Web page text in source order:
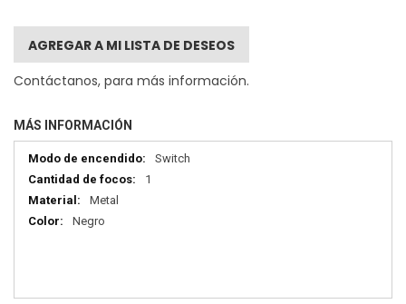
AGREGAR A MI LISTA DE DESEOS
Contáctanos, para más información.
MÁS INFORMACIÓN
Más
información
Switch
1
Metal
Negro